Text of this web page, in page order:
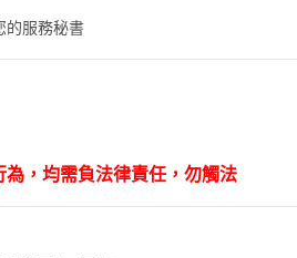
服務秘書
，均需負法律責任，勿觸法